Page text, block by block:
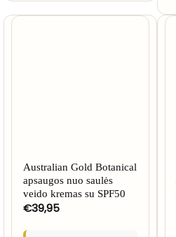
Australian Gold Botanical
apsaugos nuo saulės
veido kremas su SPF50
€39,95